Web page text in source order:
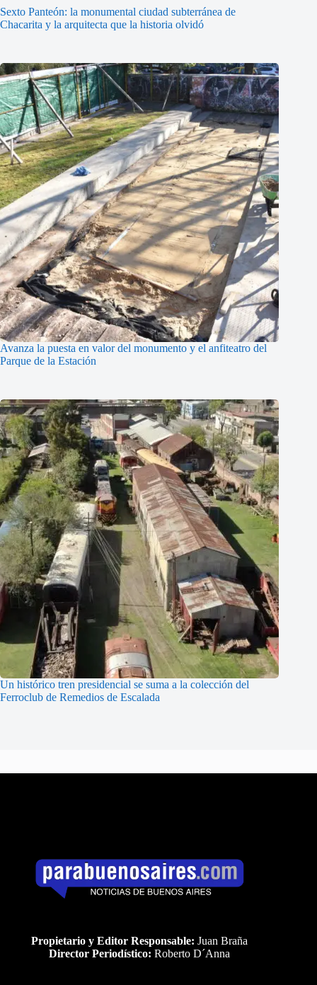
Sexto Panteón: la monumental ciudad subterránea de
Chacarita y la arquitecta que la historia olvidó
Avanza la puesta en valor del monumento y el anfiteatro del
Parque de la Estación
Un histórico tren presidencial se suma a la colección del
Ferroclub de Remedios de Escalada
Propietario y Editor Responsable: Juan Braña
Director Periodístico: Roberto D´Anna